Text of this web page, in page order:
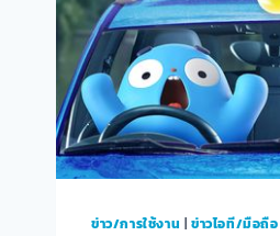
ข่าว/การใช้งาน | ข่าวไอที/มือถือ